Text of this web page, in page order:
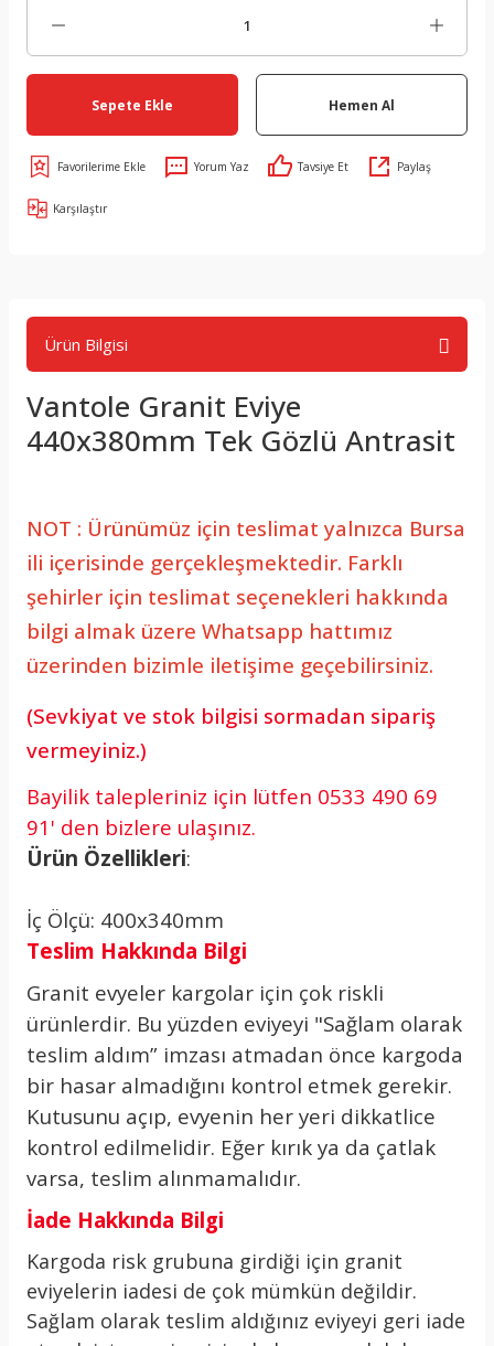
Sepete Ekle Hemen Al
Yorum Yaz Tavsiye Et Paylaş
Karşılaştır
Ürün Bilgisi
Vantole Granit Eviye
440x380mm Tek Gözlü Antrasit
NOT : Ürünümüz için teslimat yalnızca Bursa
ili içerisinde gerçekleşmektedir. Farklı
şehirler için teslimat seçenekleri hakkında
bilgi almak üzere Whatsapp hattımız
üzerinden bizimle iletişime geçebilirsiniz.
(Sevkiyat ve stok bilgisi sormadan sipariş
vermeyiniz.)
Bayilik talepleriniz için lütfen 0533 490 69
91' den bizlere ulaşınız.
Ürün Özellikleri:
İç Ölçü: 400x340mm
Teslim Hakkında Bilgi
Granit evyeler kargolar için çok riskli
ürünlerdir. Bu yüzden eviyeyi "Sağlam olarak
teslim aldım” imzası atmadan önce kargoda
bir hasar almadığını kontrol etmek gerekir.
Kutusunu açıp, evyenin her yeri dikkatlice
kontrol edilmelidir. Eğer kırık ya da çatlak
varsa, teslim alınmamalıdır.
İade Hakkında Bilgi
Kargoda risk grubuna girdiği için granit
eviyelerin iadesi de çok mümkün değildir.
Sağlam olarak teslim aldığınız eviyeyi geri iade